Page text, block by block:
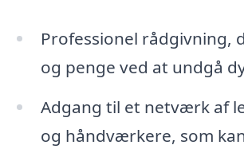
Professionel rådgivning,
og penge ved at undgå
Adgang til et netværk af
og håndværkere, som